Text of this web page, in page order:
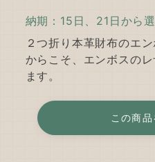
納期：15日、21日から
２つ折り本革財布のエ
からこそ、エンボスの
ます。
この商品